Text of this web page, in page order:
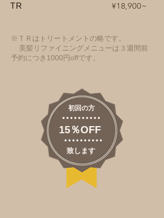
TR
¥18,900~
​※ＴＲはトリートメントの略です。
美髪リファイニングメニューは３週間前
予約につき1000円offです。
初回の方
15％OFF
致します